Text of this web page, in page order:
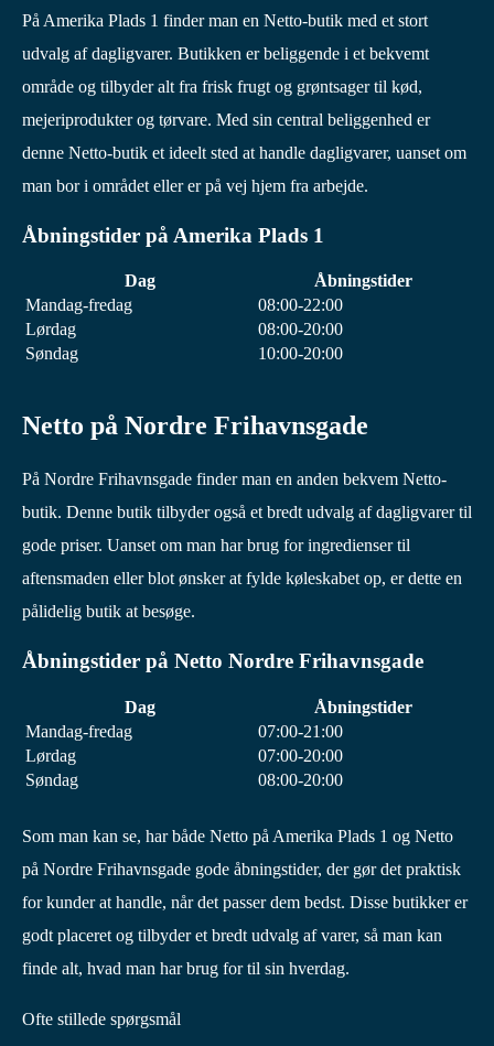
På Amerika Plads 1 finder man en Netto-butik med et stort
udvalg af dagligvarer. Butikken er beliggende i et bekvemt
område og tilbyder alt fra frisk frugt og grøntsager til kød,
mejeriprodukter og tørvare. Med sin central beliggenhed er
denne Netto-butik et ideelt sted at handle dagligvarer, uanset om
man bor i området eller er på vej hjem fra arbejde.
Åbningstider på Amerika Plads 1
Dag
Åbningstider
Mandag-fredag
08:00-22:00
Lørdag
08:00-20:00
Søndag
10:00-20:00
Netto på Nordre Frihavnsgade
På Nordre Frihavnsgade finder man en anden bekvem Netto-
butik. Denne butik tilbyder også et bredt udvalg af dagligvarer til
gode priser. Uanset om man har brug for ingredienser til
aftensmaden eller blot ønsker at fylde køleskabet op, er dette en
pålidelig butik at besøge.
Åbningstider på Netto Nordre Frihavnsgade
Dag
Åbningstider
Mandag-fredag
07:00-21:00
Lørdag
07:00-20:00
Søndag
08:00-20:00
Som man kan se, har både Netto på Amerika Plads 1 og Netto
på Nordre Frihavnsgade gode åbningstider, der gør det praktisk
for kunder at handle, når det passer dem bedst. Disse butikker er
godt placeret og tilbyder et bredt udvalg af varer, så man kan
finde alt, hvad man har brug for til sin hverdag.
Ofte stillede spørgsmål